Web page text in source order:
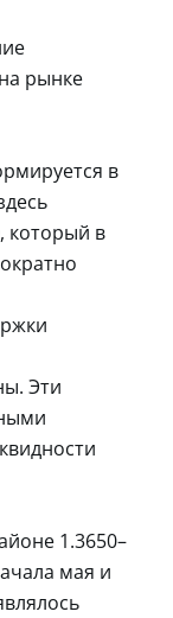
рынке
в
который в
Эти
1.3650–
мая и